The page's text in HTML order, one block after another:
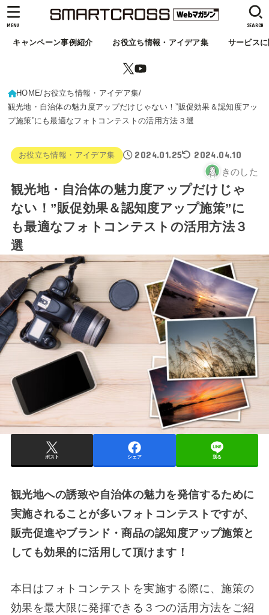
キャンペーン事例紹介 お役立ち情報・アイデア集 サービス
SEARCH
MENU
HOME お役立ち情報・アイデア集
観光地・自治体の魅力度アップだけじゃない！”販促効果＆認知度アッ
プ施策”にも最適なフォトコンテストの活用方法３選
お役立ち情報・アイデア集 2024.01.25 2024.04.10
きのした
観光地・自治体の魅力度アップだけじゃ
ない！”販促効果＆認知度アップ施策”に
も最適なフォトコンテストの活用方法３
選
ポスト シェア 送る
観光地への誘致や自治体の魅力を発信するために
実施されることが多いフォトコンテストですが、
販売促進やブランド・商品の認知度アップ施策と
しても効果的に活用して頂けます！
本日はフォトコンテストを実施する際に、施策の
効果を最大限に発揮できる３つの活用方法をご紹